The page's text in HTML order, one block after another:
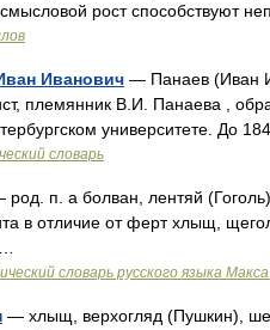
рост способствуют
Иванович — Панаев (Иван
племянник В.И. Панаева ,
университете. До
словарь
род. п. а болван, лентяй
в отличие от ферт хлыщ,
словарь русского языка
— хлыщ, верхогляд (Пушкин),